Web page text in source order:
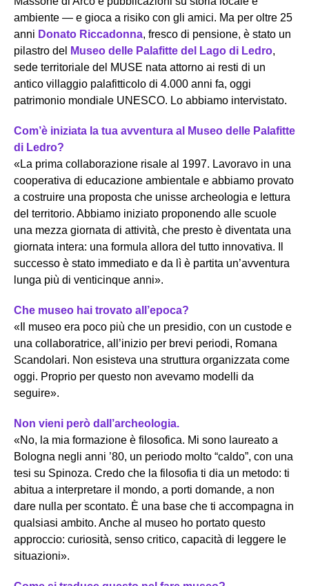
ambiente — e gioca a risiko con gli amici. Ma per oltre 25
anni Donato Riccadonna, fresco di pensione, è stato un
pilastro del
Museo delle Palafitte del Lago di Ledro,
sede territoriale del MUSE nata attorno ai resti di un
antico villaggio palafitticolo di 4.000 anni fa, oggi
patrimonio mondiale UNESCO. Lo abbiamo intervistato.
Com’è iniziata la tua avventura al Museo delle Palafitte
di Ledro?
«La prima collaborazione risale al 1997. Lavoravo in una
cooperativa di educazione ambientale e abbiamo provato
a costruire una proposta che unisse archeologia e lettura
del territorio. Abbiamo iniziato proponendo alle scuole
una mezza giornata di attività, che presto è diventata una
giornata intera: una formula allora del tutto innovativa. Il
successo è stato immediato e da lì è partita un’avventura
lunga più di venticinque anni».
Che museo hai trovato all’epoca?
«Il museo era poco più che un presidio, con un custode e
una collaboratrice, all’inizio per brevi periodi, Romana
Scandolari. Non esisteva una struttura organizzata come
oggi. Proprio per questo non avevamo modelli da
seguire».
Non vieni però dall’archeologia.
«No, la mia formazione è filosofica. Mi sono laureato a
Bologna negli anni ’80, un periodo molto “caldo”, con una
tesi su Spinoza. Credo che la filosofia ti dia un metodo: ti
abitua a interpretare il mondo, a porti domande, a non
dare nulla per scontato. È una base che ti accompagna in
qualsiasi ambito. Anche al museo ho portato questo
approccio: curiosità, senso critico, capacità di leggere le
situazioni».